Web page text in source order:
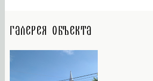
Галерея объекта